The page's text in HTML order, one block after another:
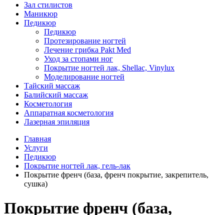
Зал стилистов
Маникюр
Педикюр
Педикюр
Протезирование ногтей
Лечение грибка Pakt Med
Уход за стопами ног
Покрытие ногтей лак, Shellac, Vinylux
Моделирование ногтей
Тайский массаж
Балийский массаж
Косметология
Аппаратная косметология
Лазерная эпиляция
Главная
Услуги
Педикюр
Покрытие ногтей лак, гель-лак
Покрытие френч (база, френч покрытие, закрепитель,
сушка)
Покрытие френч (база,